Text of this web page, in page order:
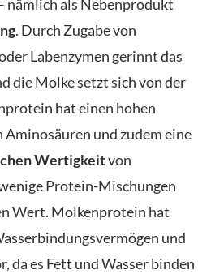
nämlich als Nebenprodukt
. Durch Zugabe von
Labenzymen gerinnt das
die Molke setzt sich von der
hat einen hohen
und zudem eine
Wertigkeitvon
Protein-Mischungen
Wert. Molkenprotein hat
und
da es Fett und Wasser binden